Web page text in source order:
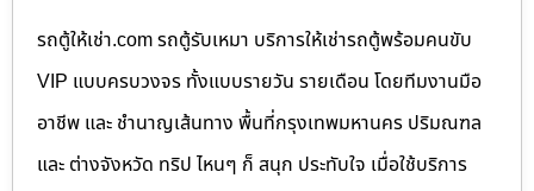
รถตู้ให้เช่า.com รถตู้รับเหมา บริการให้เช่ารถตู้พร้อมคนขับ
VIP แบบครบวงจร ทั้งแบบรายวัน รายเดือน โดยทีมงานมือ
อาชีพ และ ชำนาญเส้นทาง พื้นที่กรุงเทพมหานคร ปริมณฑล
และ ต่างจังหวัด ทริป ไหนๆ ก็ สนุก ประทับใจ เมื่อใช้บริการ